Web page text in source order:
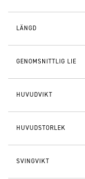
LÄNGD
GENOMSNITTLIG LIE
HUVUDVIKT
HUVUDSTORLEK
SVINGVIKT